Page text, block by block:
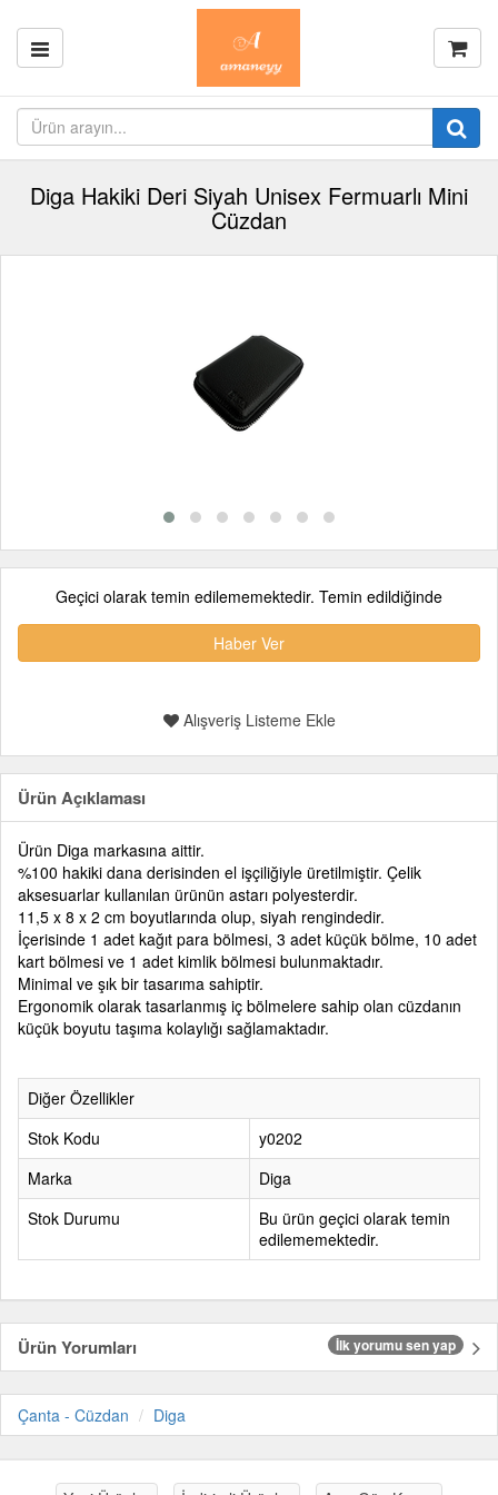
Diga Hakiki Deri Siyah Unisex Fermuarlı Mini
Cüzdan
Geçici olarak temin edilememektedir. Temin edildiğinde
Haber Ver
Alışveriş Listeme Ekle
Ürün Açıklaması
Ürün Diga markasına aittir.
%100 hakiki dana derisinden el işçiliğiyle üretilmiştir. Çelik
aksesuarlar kullanılan ürünün astarı polyesterdir.
11,5 x 8 x 2 cm boyutlarında olup, siyah rengindedir.
İçerisinde 1 adet kağıt para bölmesi, 3 adet küçük bölme, 10 adet
kart bölmesi ve 1 adet kimlik bölmesi bulunmaktadır.
Minimal ve şık bir tasarıma sahiptir.
Ergonomik olarak tasarlanmış iç bölmelere sahip olan cüzdanın
küçük boyutu taşıma kolaylığı sağlamaktadır.
Diğer Özellikler
Stok Kodu
y0202
Marka
Diga
Stok Durumu
Bu ürün geçici olarak temin
edilememektedir.
Ürün Yorumları İlk yorumu sen yap
Çanta - Cüzdan Diga